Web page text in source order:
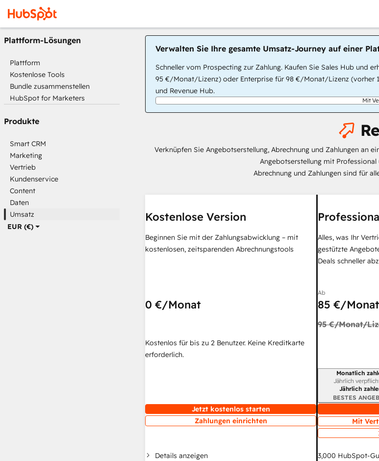
EUR (€)
Plattform-Lösungen
Plattform
Kostenlose Tools
Bundle zusammenstellen
HubSpot for Marketers
Produkte
Smart CRM
Marketing
Vertrieb
Kundenservice
Content
Daten
Umsatz
Verwalten Sie Ihre gesamte Umsatz-Journey auf einer
Schneller vom Prospecting zur Zahlung. Kaufen Sie Sales Hub und
95 €/Monat/Lizenz) oder Enterprise für 98 €/Monat/Lizenz (vorher
und Revenue Hub.
Mit
Verknüpfen Sie Angebotserstellung, Abrechnung und Zahlungen an
Angebotserstellung mit
Abrechnung und Zahlungen sind für
Kostenlose Version
Beginnen Sie mit der Zahlungsabwicklung – mit
kostenlosen, zeitsparenden Abrechnungstools
0 €/Monat
Kostenlos für bis zu 2 Benutzer. Keine Kreditkarte
erforderlich.
Jetzt kostenlos starten
Zahlungen einrichten
Details anzeigen
Alles, was Ihr
gestützte
Deals schneller
Ab
85 €/
95 €/Monat/
Monatlich
Jährlich
Jährlich
BESTES
Mit
3,000 HubSpot-